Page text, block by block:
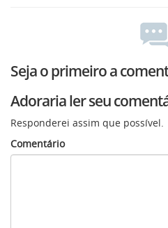
Seja o primeiro a
Adoraria ler seu
Responderei assim que possível.
Comentário